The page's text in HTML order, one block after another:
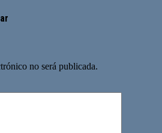
no será publicada.